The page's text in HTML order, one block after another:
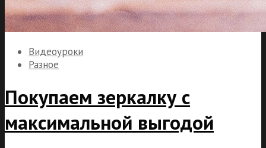
Видеоуроки
Разное
Покупаем зеркалку с
максимальной выгодой